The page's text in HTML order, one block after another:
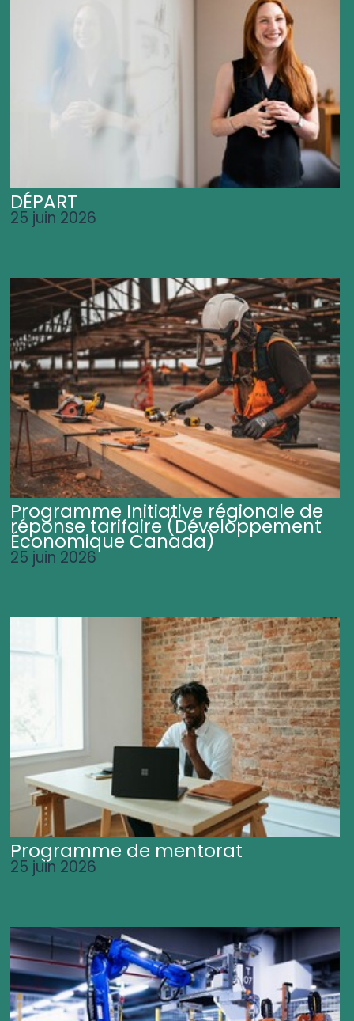
DÉPART
25 juin 2026
Programme Initiative régionale de
réponse tarifaire (Développement
Économique Canada)
25 juin 2026
Programme de mentorat
25 juin 2026